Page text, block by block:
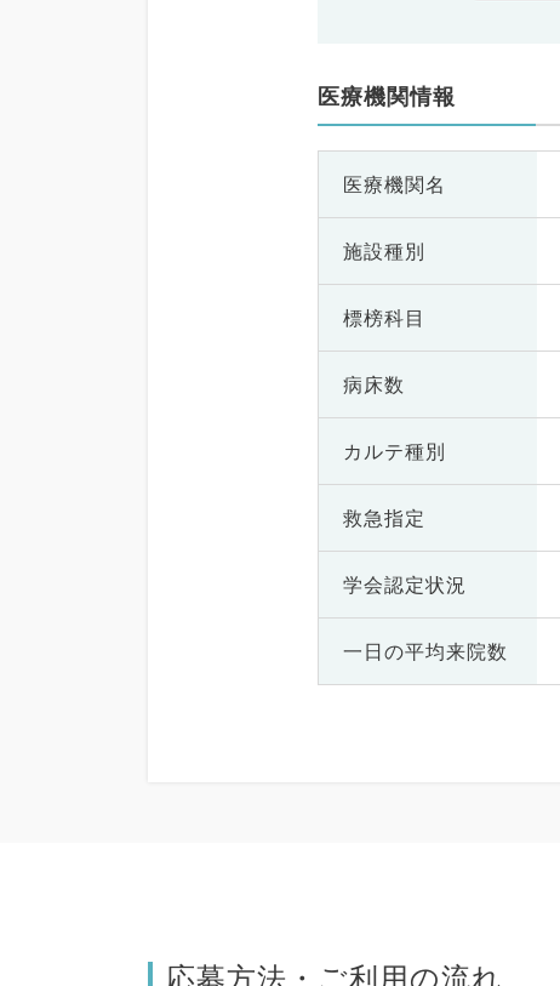
医療機関情報
医療機関名
施設種別
標榜科目
病床数
カルテ種別
救急指定
学会認定状況
一日の平均来院数
応募方法・ご利用の流れ